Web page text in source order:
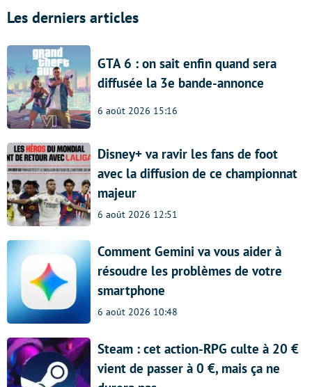
Les derniers articles
GTA 6 : on sait enfin quand sera
diffusée la 3e bande-annonce
6 août 2026 15:16
Disney+ va ravir les fans de foot
avec la diffusion de ce championnat
majeur
6 août 2026 12:51
Comment Gemini va vous aider à
résoudre les problèmes de votre
smartphone
6 août 2026 10:48
Steam : cet action-RPG culte à 20 €
vient de passer à 0 €, mais ça ne